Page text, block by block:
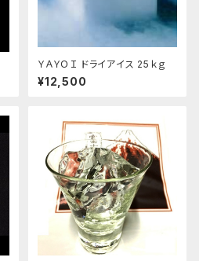
ＹＡＹＯＩ ドライアイス 25ｋｇ
¥12,500